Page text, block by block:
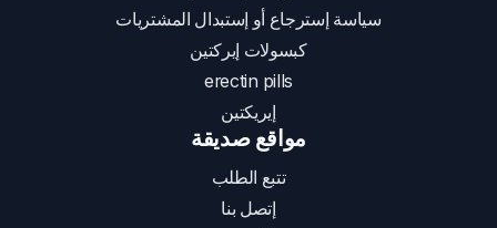
سياسة إسترجاع أو إستبدال المشتريات
كبسولات إيركتين
erectin pills
إيريكتين
مواقع صديقة
تتبع الطلب
إتصل بنا